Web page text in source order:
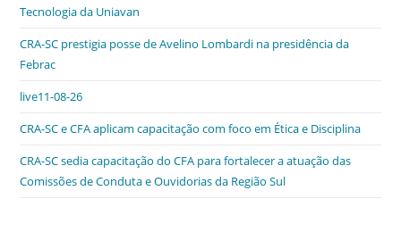
Tecnologia da Uniavan
CRA-SC prestigia posse de Avelino Lombardi na presidência da
Febrac
live11-08-26
CRA-SC e CFA aplicam capacitação com foco em Ética e Disciplina
CRA-SC sedia capacitação do CFA para fortalecer a atuação das
Comissões de Conduta e Ouvidorias da Região Sul